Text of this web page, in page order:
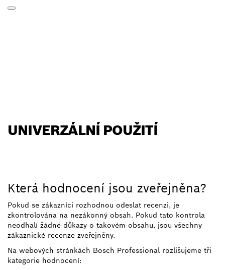
UNIVERZÁLNÍ POUŽITÍ
Která hodnocení jsou zveřejněna?
Pokud se zákazníci rozhodnou odeslat recenzi, je
zkontrolována na nezákonný obsah. Pokud tato kontrola
neodhalí žádné důkazy o takovém obsahu, jsou všechny
zákaznické recenze zveřejněny.
Na webových stránkách Bosch Professional rozlišujeme tři
kategorie hodnocení: